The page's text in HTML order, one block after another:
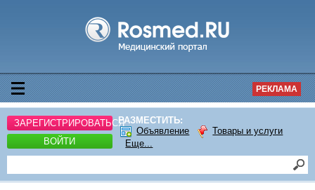
РЕКЛАМА
ЗАРЕГИСТРИРОВАТЬСЯ
ВОЙТИ
РАЗМЕСТИТЬ:
Объявление
Товары и услуги
Еще...